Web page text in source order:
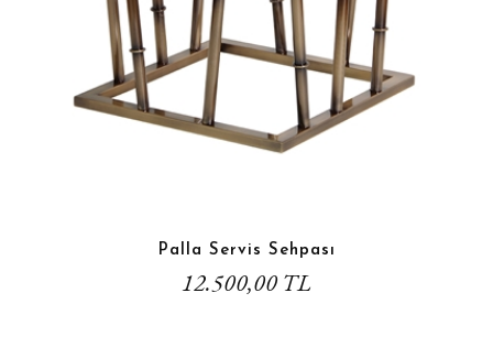
Palla Servis Sehpası
12.500,00 TL